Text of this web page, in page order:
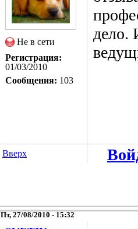
Не в сети
Регистрация:
01/03/2010
Сообщения: 103
дело.
Вверх
Пт, 27/08/2010 - 15:32